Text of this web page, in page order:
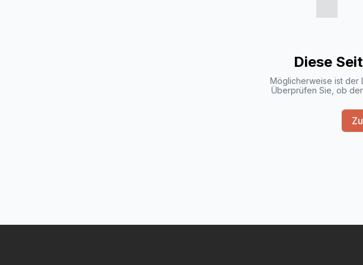
Diese
Möglicherweise ist der
Überprüfen Sie, ob